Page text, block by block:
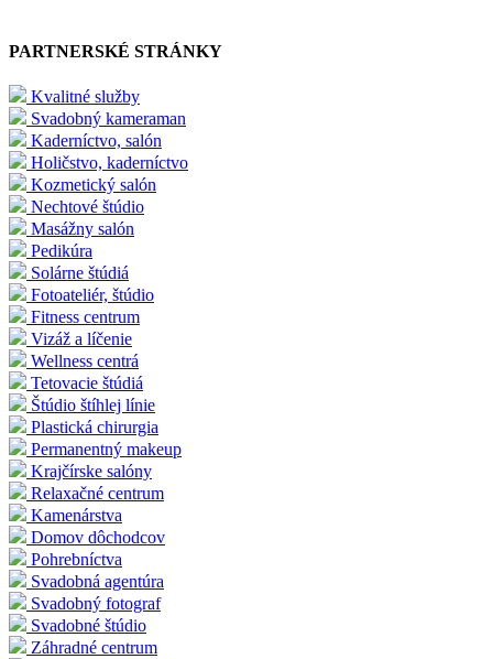
PARTNERSKÉ STRÁNKY
Kvalitné služby
Svadobný kameraman
Kaderníctvo, salón
Holičstvo, kaderníctvo
Kozmetický salón
Nechtové štúdio
Masážny salón
Pedikúra
Solárne štúdiá
Fotoateliér, štúdio
Fitness centrum
Vizáž a líčenie
Wellness centrá
Tetovacie štúdiá
Štúdio štíhlej línie
Plastická chirurgia
Permanentný makeup
Krajčírske salóny
Relaxačné centrum
Kamenárstva
Domov dôchodcov
Pohrebníctva
Svadobná agentúra
Svadobný fotograf
Svadobné štúdio
Záhradné centrum